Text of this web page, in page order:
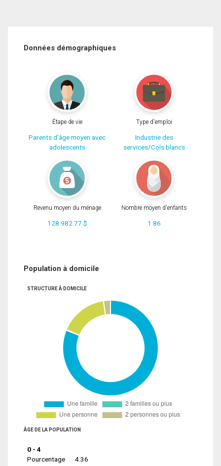
Données démographiques
Étape de vie
Parents d'âge moyen avec
adolescents
Type d'emploi
Industrie des
services/Cols blancs
Revenu moyen du ménage
128 982.77 $
Nombre moyen d'enfants
1.86
Population à domicile
STRUCTURE À DOMICILE
ÂGE DE LA POPULATION
0 - 4
Pourcentage
4.36